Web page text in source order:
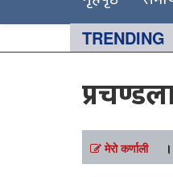
TRENDING
मेरो कर्णाली।